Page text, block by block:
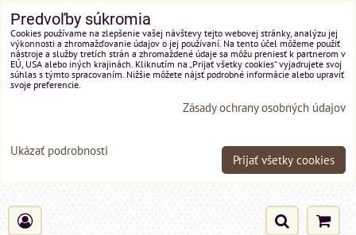
Predvoľby súkromia
Cookies používame na zlepšenie vašej návštevy tejto webovej stránky, analýzu jej
výkonnosti a zhromažďovanie údajov o jej používaní. Na tento účel môžeme použiť
nástroje a služby tretích strán a zhromaždené údaje sa môžu preniesť k partnerom v
EÚ, USA alebo iných krajinách. Kliknutím na „Prijať všetky cookies“ vyjadrujete svoj
súhlas s týmto spracovaním. Nižšie môžete nájsť podrobné informácie alebo upraviť
svoje preferencie.
Zásady ochrany osobných údajov
Ukázať podrobnosti
Prijať všetky cookies